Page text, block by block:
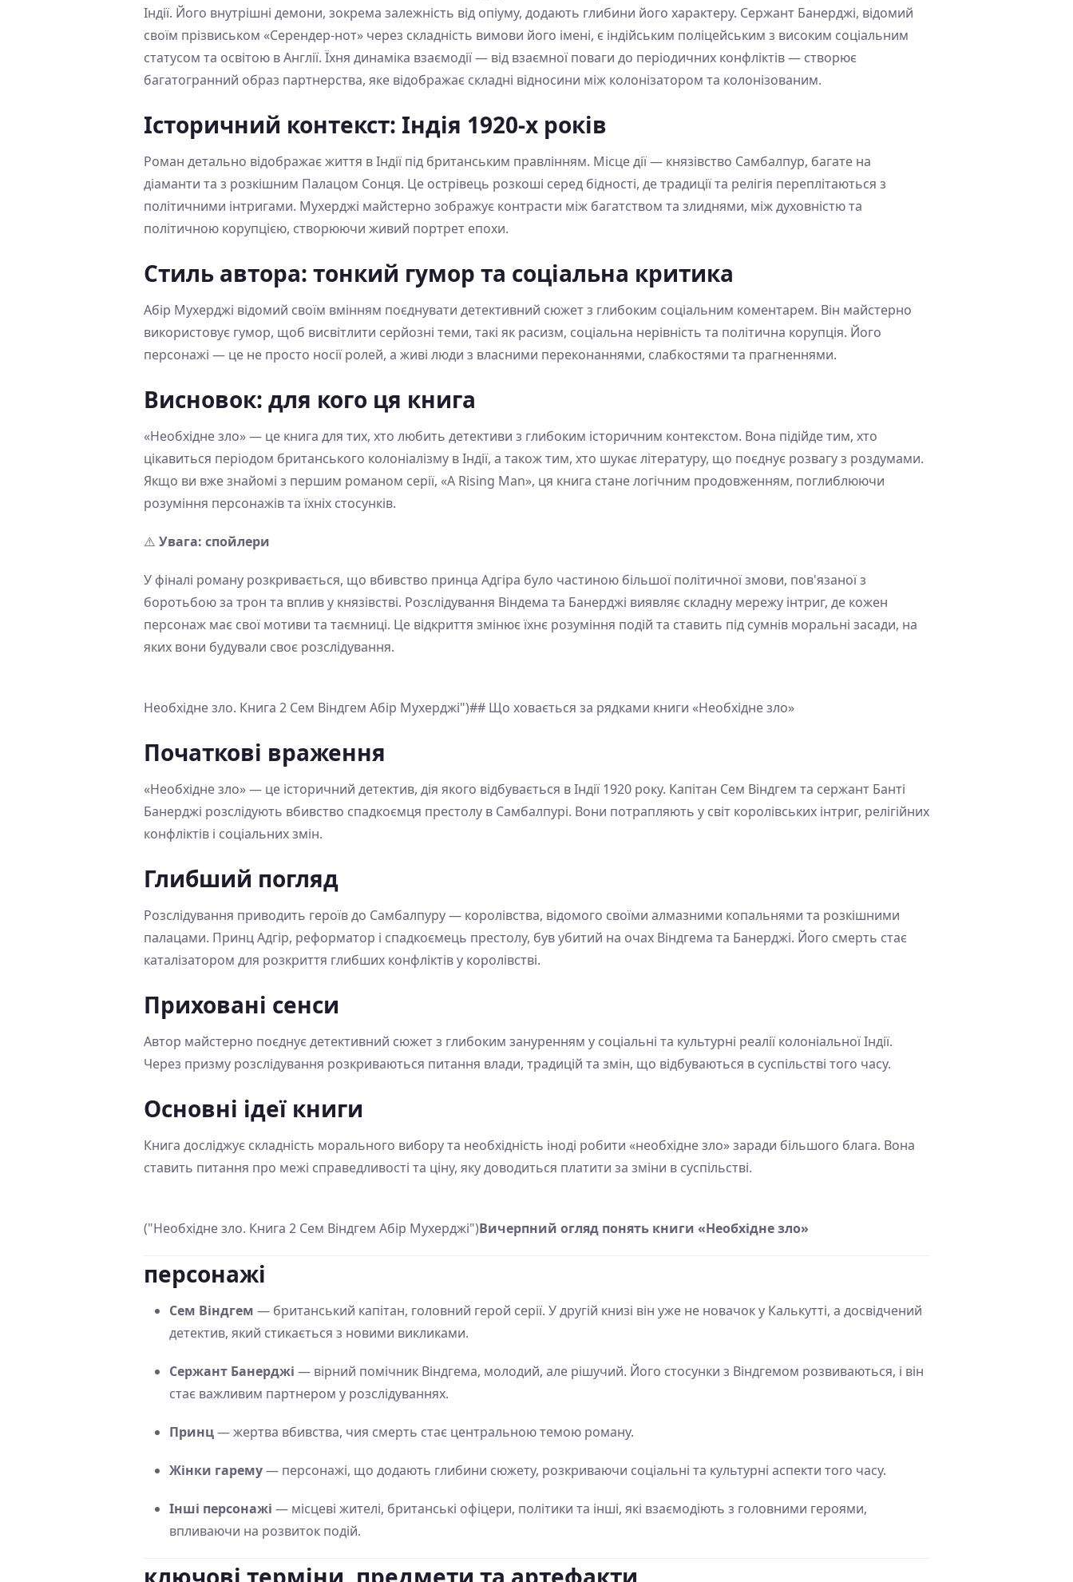
Індії. Його внутрішні демони, зокрема залежність від опіуму, додають глибини його характеру. Сержант Банерджі, відомий
своїм прізвиськом «Серендер-нот» через складність вимови його імені, є індійським поліцейським з високим соціальним
статусом та освітою в Англії. Їхня динаміка взаємодії — від взаємної поваги до періодичних конфліктів — створює
багатогранний образ партнерства, яке відображає складні відносини між колонізатором та колонізованим.
Історичний контекст: Індія 1920-х років
Роман детально відображає життя в Індії під британським правлінням. Місце дії — князівство Самбалпур, багате на
діаманти та з розкішним Палацом Сонця. Це острівець розкоші серед бідності, де традиції та релігія переплітаються з
політичними інтригами. Мухерджі майстерно зображує контрасти між багатством та злиднями, між духовністю та
політичною корупцією, створюючи живий портрет епохи.
Стиль автора: тонкий гумор та соціальна критика
Абір Мухерджі відомий своїм вмінням поєднувати детективний сюжет з глибоким соціальним коментарем. Він майстерно
використовує гумор, щоб висвітлити серйозні теми, такі як расизм, соціальна нерівність та політична корупція. Його
персонажі — це не просто носії ролей, а живі люди з власними переконаннями, слабкостями та прагненнями.
Висновок: для кого ця книга
«Необхідне зло» — це книга для тих, хто любить детективи з глибоким історичним контекстом. Вона підійде тим, хто
цікавиться періодом британського колоніалізму в Індії, а також тим, хто шукає літературу, що поєднує розвагу з роздумами.
Якщо ви вже знайомі з першим романом серії, «A Rising Man», ця книга стане логічним продовженням, поглиблюючи
розуміння персонажів та їхніх стосунків.
⚠️ Увага: спойлери
У фіналі роману розкривається, що вбивство принца Адгіра було частиною більшої політичної змови, пов'язаної з
боротьбою за трон та вплив у князівстві. Розслідування Віндема та Банерджі виявляє складну мережу інтриг, де кожен
персонаж має свої мотиви та таємниці. Це відкриття змінює їхнє розуміння подій та ставить під сумнів моральні засади, на
яких вони будували своє розслідування.
Необхідне зло. Книга 2 Сем Віндгем Абір Мухерджі")## Що ховається за рядками книги «Необхідне зло»
Початкові враження
«Необхідне зло» — це історичний детектив, дія якого відбувається в Індії 1920 року. Капітан Сем Віндгем та сержант Банті
Банерджі розслідують вбивство спадкоємця престолу в Самбалпурі. Вони потрапляють у світ королівських інтриг, релігійних
конфліктів і соціальних змін.
Глибший погляд
Розслідування приводить героїв до Самбалпуру — королівства, відомого своїми алмазними копальнями та розкішними
палацами. Принц Адгір, реформатор і спадкоємець престолу, був убитий на очах Віндгема та Банерджі. Його смерть стає
каталізатором для розкриття глибших конфліктів у королівстві.
Приховані сенси
Автор майстерно поєднує детективний сюжет з глибоким зануренням у соціальні та культурні реалії колоніальної Індії.
Через призму розслідування розкриваються питання влади, традицій та змін, що відбуваються в суспільстві того часу.
Основні ідеї книги
Книга досліджує складність морального вибору та необхідність іноді робити «необхідне зло» заради більшого блага. Вона
ставить питання про межі справедливості та ціну, яку доводиться платити за зміни в суспільстві.
("Необхідне зло. Книга 2 Сем Віндгем Абір Мухерджі")Вичерпний огляд понять книги «Необхідне зло»
персонажі
Сем Віндгем — британський капітан, головний герой серії. У другій книзі він уже не новачок у Калькутті, а досвідчений
детектив, який стикається з новими викликами.
Сержант Банерджі — вірний помічник Віндгема, молодий, але рішучий. Його стосунки з Віндгемом розвиваються, і він
стає важливим партнером у розслідуваннях.
Принц— жертва вбивства, чия смерть стає центральною темою роману.
Жінки гарему— персонажі, що додають глибини сюжету, розкриваючи соціальні та культурні аспекти того часу.
Інші персонажі — місцеві жителі, британські офіцери, політики та інші, які взаємодіють з головними героями,
впливаючи на розвиток подій.